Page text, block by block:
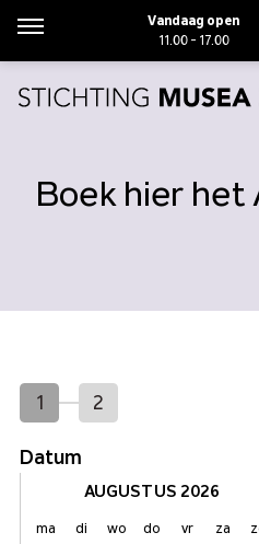
Menu
Vandaag open
11.00 - 17.00
Zoeken
Boek hier het
1 2
Datum
AUGUSTUS 2026
maandag
ma dinsdag
di woensdag
wo donderdag
do vrijdag
vr za